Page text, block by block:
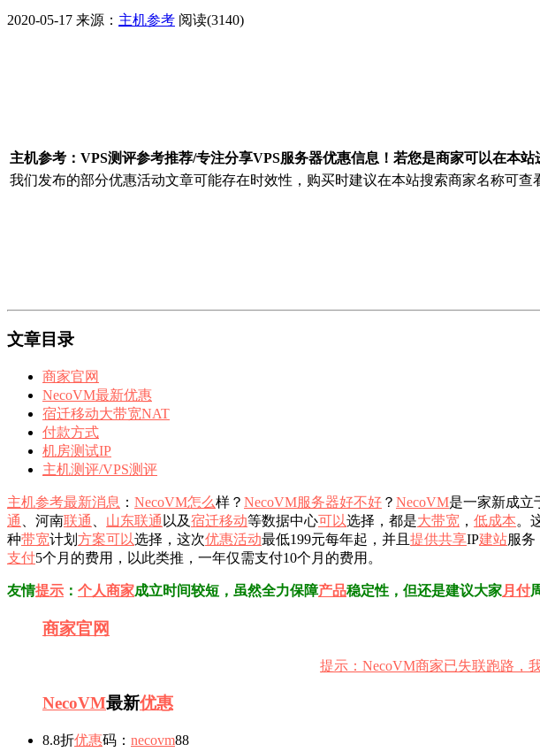
2020-05-17 来源： 主机参考 阅读(3140)
主机参考：VPS测评参考推荐/专注分享VPS服务器优惠信息！若您是商家可以在本站
我们发布的部分优惠活动文章可能存在时效性，购买时建议在本站搜索商家名称可
文章目录
商家官网
NecoVM最新优惠
宿迁移动大带宽NAT
付款方式
机房测试IP
主机测评/VPS测评
主机参考最新消息 ： NecoVM怎么样？ NecoVM服务器好不好 ？ NecoVM是一家新成立
通
、河南联通 山东联通 以及宿迁移动等数据中心可以选择，都是大带宽 ， 低成本。
种带宽计划 方案可以选择，这次优惠活动最低199元每年起，并且 提供共享IP建站服务
支付5个月的费用，以此类推，一年仅需支付10个月的费用。
友情提示 ： 个人商家成立时间较短，虽然全力保障产品稳定性，但还是建议大家月付
商家官网
提示：NecoVM商家已失联跑路，
NecoVM最新优惠
8.8折优惠码： necovm88